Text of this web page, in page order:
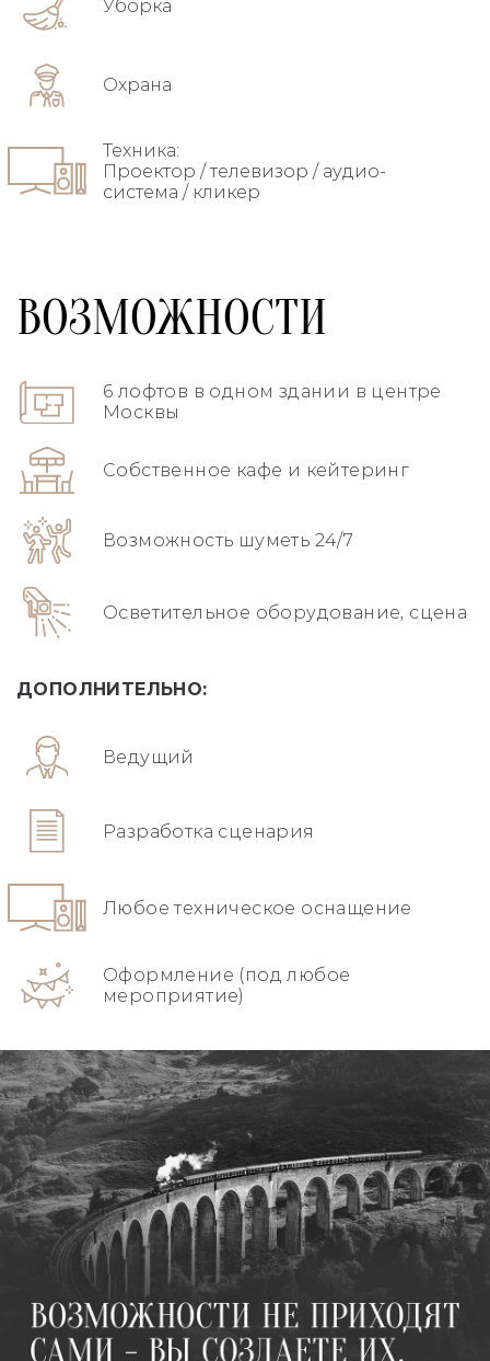
Уборка
Охрана
Техника:
Проектор / телевизор / аудио-
система / кликер
ВОЗМОЖНОСТИ
6 лофтов в одном здании в центре
Москвы
Собственное кафе и кейтеринг
Возможность шуметь 24/7
Осветительное оборудование, сцена
ДОПОЛНИТЕЛЬНО:
Ведущий
Разработка сценария
Любое техническое оснащение
Оформление (под любое
мероприятие)